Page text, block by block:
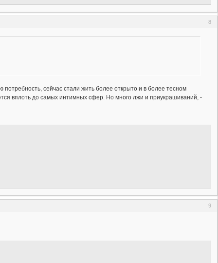
8
потребность, сейчас стали жить более открыто и в более тесном
вплоть до самых интимных сфер. Но много лжи и приукрашиваний, -
9